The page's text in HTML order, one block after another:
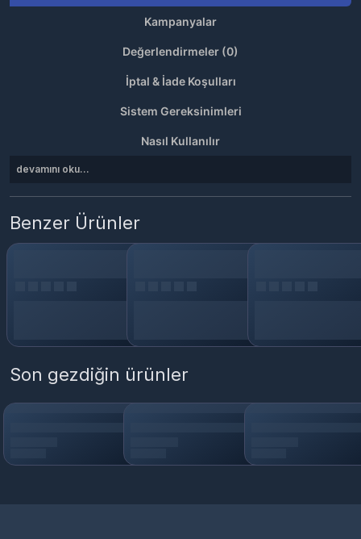
Kampanyalar
Değerlendirmeler (0)
İptal & İade Koşulları
Sistem Gereksinimleri
Nasıl Kullanılır
devamını oku...
Benzer Ürünler
Son gezdiğin ürünler